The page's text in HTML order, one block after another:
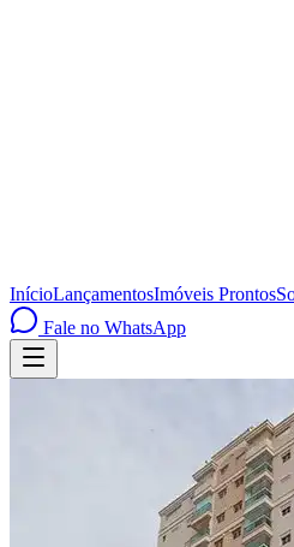
InícioLançamentosImóveis Prontos
Fale no WhatsApp